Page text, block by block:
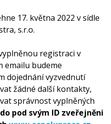
17. května 2022 v sídle
s.r.o.
registraci v
emailu budeme
dojednání vyzvednutí
žádné další kontakty,
správnost vyplněných
pod svým ID zveřejněni